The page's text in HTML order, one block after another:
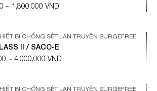
~ 1,800,000 VND
BỊ CHỐNG SÉT LAN TRUYỀN SURGEFREE
II / SACO-E
~ 4,000,000 VND